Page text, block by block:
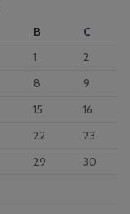
B
C
1
2
8
9
15
16
22
23
29
30